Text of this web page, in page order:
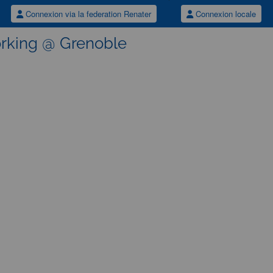
Connexion via la federation Renater Connexion locale
@ Grenoble